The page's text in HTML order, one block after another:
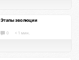
Этапы эволюции
0 < 1 мин.